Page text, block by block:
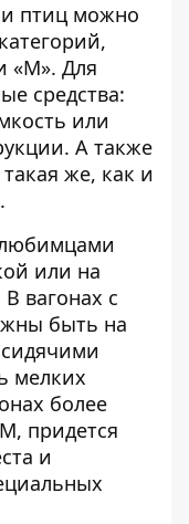
птиц можно
«М». Для
средства:
или
А также
же, как и
или на
вагонах с
быть на
мелких
более
придется
и